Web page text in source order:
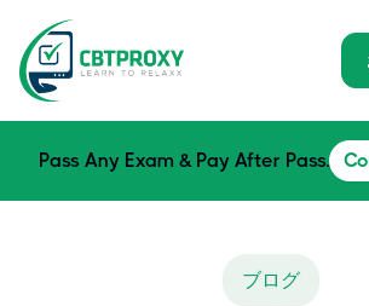
Pass Any Exam & Pay After Pass.
ブログ